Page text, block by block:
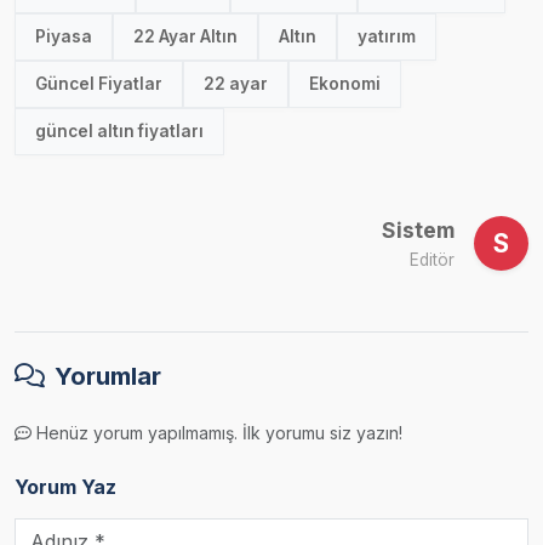
Piyasa 22 Ayar Altın Altın yatırım
Güncel Fiyatlar 22 ayar Ekonomi
güncel altın fiyatları
Sistem
Editör
S
Yorumlar
Henüz yorum yapılmamış. İlk yorumu siz yazın!
Yorum Yaz